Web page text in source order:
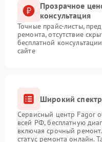
Прозрачное
консультация
Точные прайс-листы,
ремонта, отсутствие
бесплатной
сайте
Широкий спектр
Сервисный центр Fagor
всей РФ, бесплатную
включая срочный
статус ремонта онлайн.